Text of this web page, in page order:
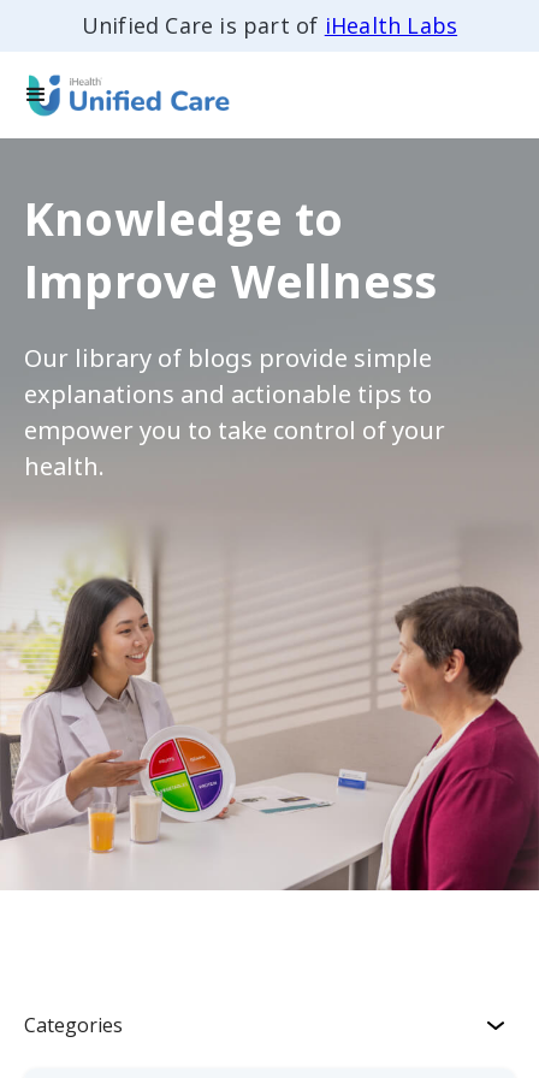
Unified Care is part of iHealth Labs
Knowledge to
Improve Wellness
Our library of blogs provide simple
explanations and actionable tips to
empower you to take control of your
health.
Categories